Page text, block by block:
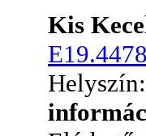
Kis
Helyszín: